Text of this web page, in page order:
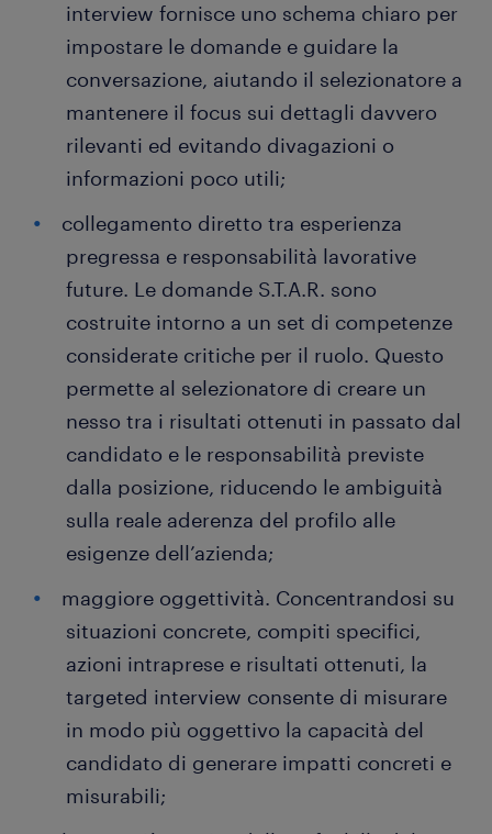
interview fornisce uno schema chiaro per
impostare le domande e guidare la
conversazione, aiutando il selezionatore a
mantenere il focus sui dettagli davvero
rilevanti ed evitando divagazioni o
informazioni poco utili;
collegamento diretto tra esperienza
pregressa e responsabilità lavorative
future. Le domande S.T.A.R. sono
costruite intorno a un set di competenze
considerate critiche per il ruolo. Questo
permette al selezionatore di creare un
nesso tra i risultati ottenuti in passato dal
candidato e le responsabilità previste
dalla posizione, riducendo le ambiguità
sulla reale aderenza del profilo alle
esigenze dell’azienda;
maggiore oggettività. Concentrandosi su
situazioni concrete, compiti specifici,
azioni intraprese e risultati ottenuti, la
targeted interview consente di misurare
in modo più oggettivo la capacità del
candidato di generare impatti concreti e
misurabili;